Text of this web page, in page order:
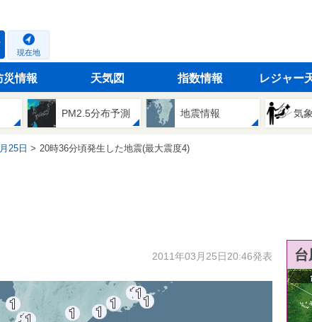
現在地
災情報 天気図 指数情報 レジャー
PM2.5分布予測 地震情報 気
25日 20時36分頃発生した地震(最大震度4)
2011年03月25日20:46発表